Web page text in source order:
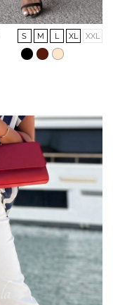
S M L XL XXL